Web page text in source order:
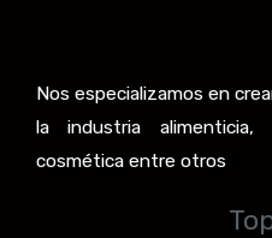
Nos especializamos en
la industria alimenticia,
cosmética entre otros